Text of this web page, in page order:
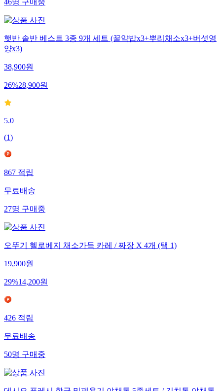
46명구매중
햇반 솥반 베스트 3종 9개 세트 (꿀약밥x3+뿌리채소x3+버섯영
양x3)
38,900원
26%28,900원
5.0
(1)
867적립
무료배송
27명구매중
오뚜기 헬로베지 채소가득 카레 / 짜장 X 4개 (택 1)
19,900원
29%14,200원
426적립
무료배송
50명구매중